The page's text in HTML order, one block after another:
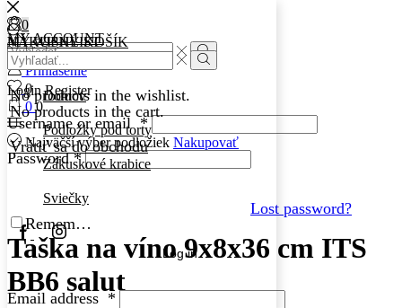
Search
input
Search
Prihlásenie
MY ACCOUNT
LoginRegister
Username or email*
Password*
Lost password?
Remember Me
Log in
Email address *
0
0
MY WISHLIST
No products in the wishlist.
00
0
NÁKUPNÝ KOŠÍK
No products in the cart.
Vrátiť sa do obchodu
Search
input
Search
Domov
Podložky pod torty
Zákuskové krabice
Sviečky
FacebookInstagram
Najväčší výber podložiek Nakupovať
Taška na víno 9x8x36 cm ITS
BB6 salut